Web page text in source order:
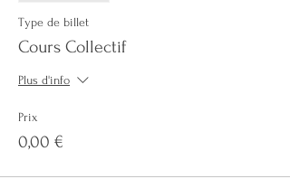
Conditions de participation :
- Votre chien doit être déparasité, identifié et en
bonne santé - Les femelles en chaleur ne
peuvent pas participer - Matériel requis : un
de laisse à enrouleur. Pour les chiens de
Durée : Le cours dure environ 1h30
Type de billet
Cours Collectif
Plus d'info
Prix
0,00 €